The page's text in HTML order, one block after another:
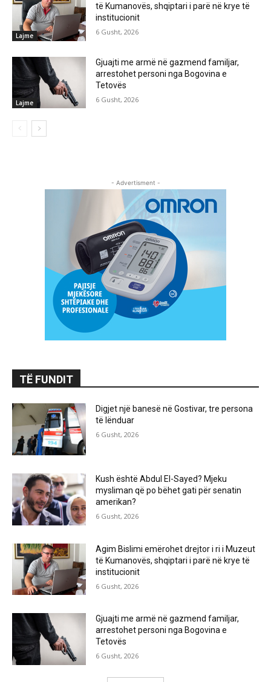
Lajme
të Kumanovës, shqiptari i parë në krye të
institucionit
6 Gusht, 2026
Lajme
Gjuajti me armë në gazmend familjar,
arrestohet personi nga Bogovina e
Tetovës
6 Gusht, 2026
- Advertisment -
TË FUNDIT
Digjet një banesë në Gostivar, tre persona
të lënduar
6 Gusht, 2026
Kush është Abdul El-Sayed? Mjeku
mysliman që po bëhet gati për senatin
amerikan?
6 Gusht, 2026
Agim Bislimi emërohet drejtor i ri i Muzeut
të Kumanovës, shqiptari i parë në krye të
institucionit
6 Gusht, 2026
Gjuajti me armë në gazmend familjar,
arrestohet personi nga Bogovina e
Tetovës
6 Gusht, 2026